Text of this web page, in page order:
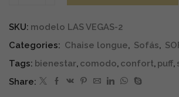
cantidad
SKU: modelo LAS VEGAS-2
Categories: Chaise longue, Sofás,
Tags: bienestar, comodo, confort, puff,
Share: